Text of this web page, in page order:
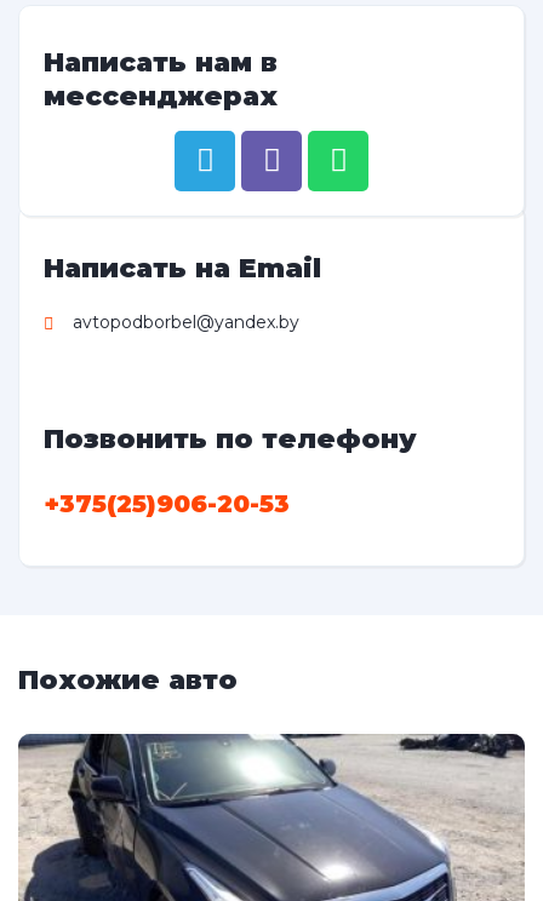
Написать нам в
мессенджерах
Написать на Email
avtopodborbel@yandex.by
Позвонить по телефону
+375(25)906-20-53
Похожие авто